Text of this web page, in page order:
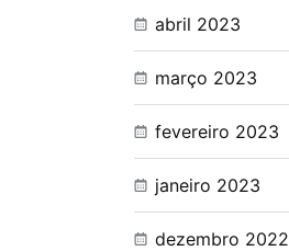
abril 2023
março 2023
fevereiro 2023
janeiro 2023
dezembro 2022